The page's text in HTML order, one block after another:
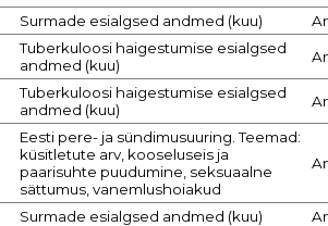
Surmade esialgsed andmed (kuu)
Tuberkuloosi haigestumise esialgsed
andmed (kuu)
Tuberkuloosi haigestumise esialgsed
andmed (kuu)
Eesti pere- ja sündimusuuring. Teemad:
küsitletute arv, kooseluseis ja
paarisuhte puudumine, seksuaalne
sättumus, vanemlushoiakud
Surmade esialgsed andmed (kuu)